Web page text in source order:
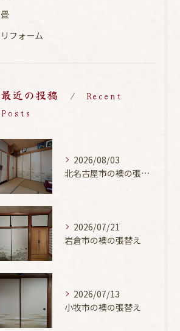
畳
リフォーム
最近の投稿
Recent
Posts
2026/08/03
北名古屋市の襖の張替え
2026/07/21
岩倉市の襖の張替え
2026/07/13
小牧市の襖の張替え